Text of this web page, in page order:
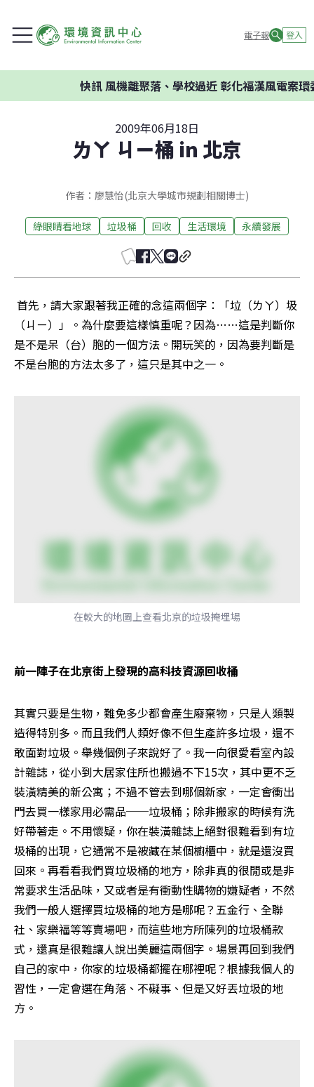
電子報 登入
風機離聚落、學校過近 彰化福漢風電案環委建
2009年06月18日
ㄌㄚ ㄐㄧ桶 in 北京
作者：廖慧怡(北京大學城市規劃相關博士)
綠眼睛看地球 垃圾桶 回收 生活環境 永續發展
首先，請大家跟著我正確的念這兩個字：「垃（ㄌㄚ）圾
（ㄐㄧ）」。為什麼要這樣慎重呢？因為……這是判斷你
是不是呆（台）胞的一個方法。開玩笑的，因為要判斷是
不是台胞的方法太多了，這只是其中之一。
在較大的地圖上查看北京的垃圾掩埋場
前一陣子在北京街上發現的高科技資源回收桶
其實只要是生物，難免多少都會產生廢棄物，只是人類製
造得特別多。而且我們人類好像不但生產許多垃圾，還不
敢面對垃圾。舉幾個例子來說好了。我一向很愛看室內設
計雜誌，從小到大居家住所也搬過不下15次，其中更不乏
裝潢精美的新公寓；不過不管去到哪個新家，一定會衝出
門去買一樣家用必需品──垃圾桶；除非搬家的時候有洗
好帶著走。不用懷疑，你在裝潢雜誌上絕對很難看到有垃
圾桶的出現，它通常不是被藏在某個櫥櫃中，就是還沒買
回來。再看看我們買垃圾桶的地方，除非真的很閒或是非
常要求生活品味，又或者是有衝動性購物的嫌疑者，不然
我們一般人選擇買垃圾桶的地方是哪呢？五金行、全聯
社、家樂福等等賣場吧，而這些地方所陳列的垃圾桶款
式，還真是很難讓人說出美麗這兩個字。場景再回到我們
自己的家中，你家的垃圾桶都擺在哪裡呢？根據我個人的
習性，一定會選在角落、不礙事、但是又好丟垃圾的地
方。